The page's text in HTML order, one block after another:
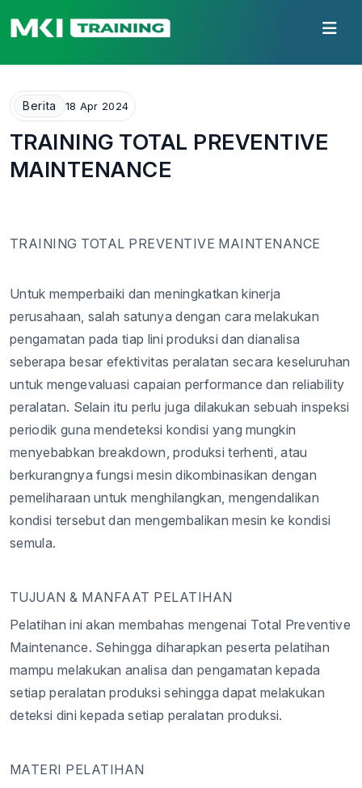
Berita 18 Apr 2024
TRAINING TOTAL PREVENTIVE
MAINTENANCE
TRAINING TOTAL PREVENTIVE MAINTENANCE
Untuk memperbaiki dan meningkatkan kinerja
perusahaan, salah satunya dengan cara melakukan
pengamatan pada tiap lini produksi dan dianalisa
seberapa besar efektivitas peralatan secara keseluruhan
untuk mengevaluasi capaian performance dan reliability
peralatan. Selain itu perlu juga dilakukan sebuah inspeksi
periodik guna mendeteksi kondisi yang mungkin
menyebabkan breakdown, produksi terhenti, atau
berkurangnya fungsi mesin dikombinasikan dengan
pemeliharaan untuk menghilangkan, mengendalikan
kondisi tersebut dan mengembalikan mesin ke kondisi
semula.
TUJUAN & MANFAAT PELATIHAN
Pelatihan ini akan membahas mengenai Total Preventive
Maintenance. Sehingga diharapkan peserta pelatihan
mampu melakukan analisa dan pengamatan kepada
setiap peralatan produksi sehingga dapat melakukan
deteksi dini kepada setiap peralatan produksi.
MATERI PELATIHAN